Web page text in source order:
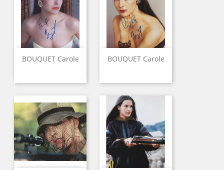
BOUQUET Carole BOUQUET Carole